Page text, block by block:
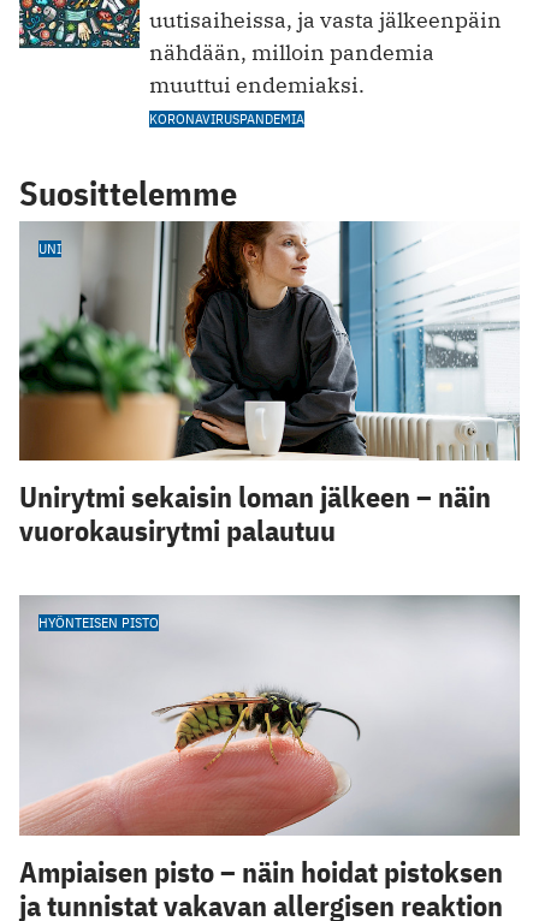
uutisaiheissa, ja vasta jälkeenpäin
nähdään, milloin pandemia
muuttui endemiaksi.
KORONAVIRUSPANDEMIA
Suosittelemme
UNI
Unirytmi sekaisin loman jälkeen – näin
vuorokausirytmi palautuu
HYÖNTEISEN PISTO
Ampiaisen pisto – näin hoidat pistoksen
ja tunnistat vakavan allergisen reaktion